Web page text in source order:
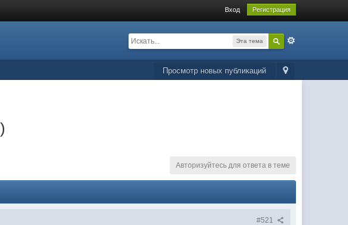
Вход Регистрация
Эта тема
Просмотр новых публикаций
Авторизуйтесь для ответа в теме
#521